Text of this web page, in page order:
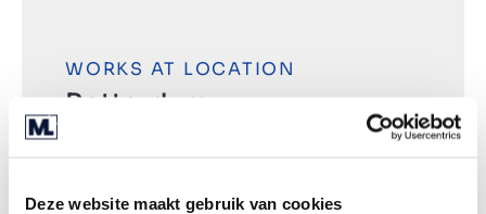
Deze website maakt gebruik van cookies
WORKS AT LOCATION
Rotterdam
3011TA Rotterdam